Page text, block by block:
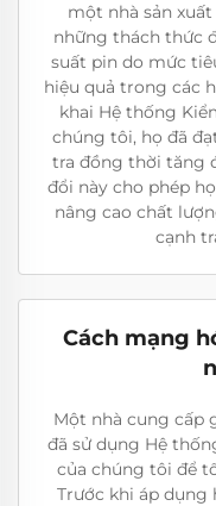
một nhà sản
những thách thức
suất pin do mức
hiệu quả trong các
khai Hệ thống
chúng tôi, họ đã
tra đồng thời tăng
đổi này cho phép
nâng cao chất
cạnh
Cách mạng
Một nhà cung cấp
đã sử dụng Hệ
của chúng tôi để
Trước khi áp dụng